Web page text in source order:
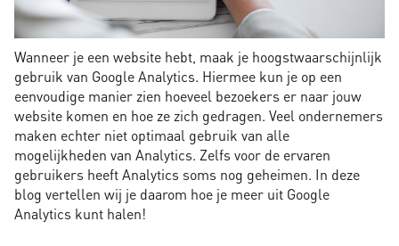
Wanneer je een website hebt, maak je hoogstwaarschijnlijk
gebruik van Google Analytics. Hiermee kun je op een
eenvoudige manier zien hoeveel bezoekers er naar jouw
website komen en hoe ze zich gedragen. Veel ondernemers
maken echter niet optimaal gebruik van alle
mogelijkheden van Analytics. Zelfs voor de ervaren
gebruikers heeft Analytics soms nog geheimen. In deze
blog vertellen wij je daarom hoe je meer uit Google
Analytics kunt halen!